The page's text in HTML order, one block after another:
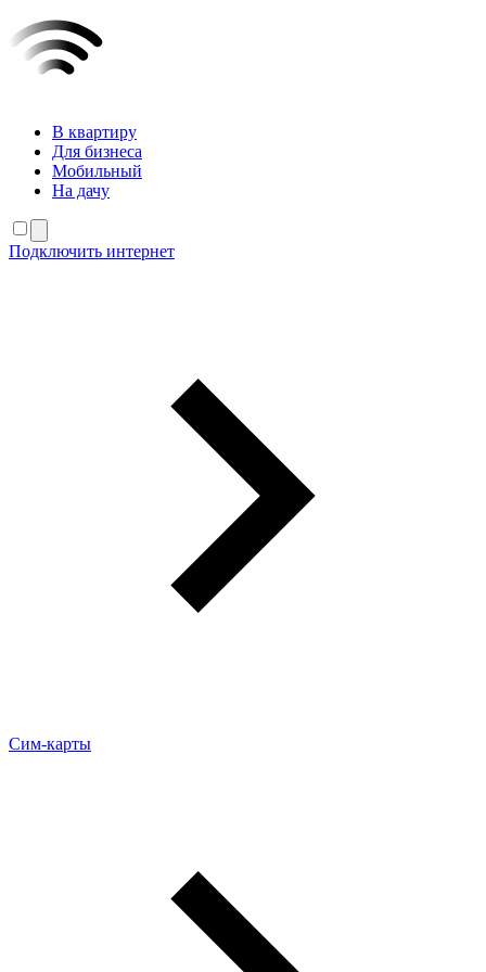
В квартиру
Для бизнеса
Мобильный
На дачу
Подключить интернет
Сим-карты